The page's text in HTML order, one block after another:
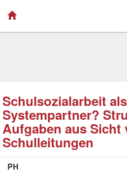
Schulsozialarbeit als
Systempartner?
Aufgaben aus Sicht
Schulleitungen
PH